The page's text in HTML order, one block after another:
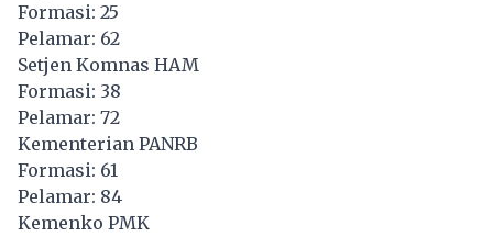
Formasi: 25
Pelamar: 62
Setjen Komnas HAM
Formasi: 38
Pelamar: 72
Kementerian PANRB
Formasi: 61
Pelamar: 84
Kemenko PMK